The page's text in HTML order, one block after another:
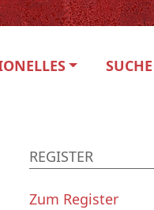
SUCHE
REGISTER
Zum Register